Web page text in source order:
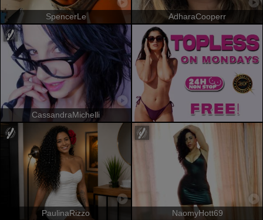
SpencerLe AdharaCooperr
CassandraMichelli
PaulinaRizzo NaomyHott69